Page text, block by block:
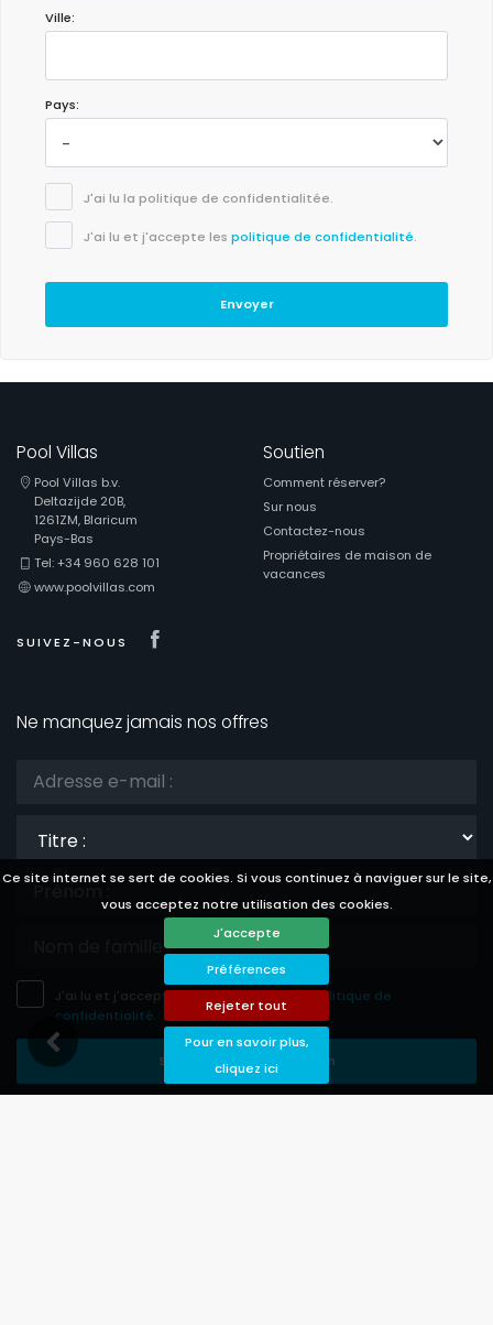
Ce site internet se sert de cookies. Si vous continuez à naviguer sur le site,
vous acceptez notre utilisation des cookies.
J'accepte
Préférences
Rejeter tout
Pour en savoir plus,
cliquez ici
Ville:
Pays:
J'ai lu la politique de confidentialitée.
J'ai lu et j'accepte les politique de confidentialité.
Envoyer
Pool Villas
Pool Villas b.v.
Deltazijde 20B,
1261ZM, Blaricum
Pays-Bas
Tel: +34 960 628 101
www.poolvillas.com
SUIVEZ-NOUS
Soutien
Comment réserver?
Sur nous
Contactez-nous
Propriétaires de maison de
vacances
Ne manquez jamais nos offres
J'ai lu et j'accepte lesavis légaleet lapolitique de
confidentialité
Sauvegarder Souscription